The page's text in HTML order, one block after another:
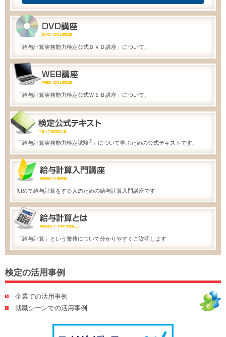
「給与計算実務能力検定公式ＤＶＤ講座」について。
「給与計算実務能力検定公式ＷＥＢ講座」について。
「給与計算実務能力検定試験® 」について学ぶための公式テキストです。
初めて給与計算をする人のための給与計算入門講座です
「給与計算」という業務について分かりやすくご説明します
検定の活用事例
企業での活用事例
就職シーンでの活用事例